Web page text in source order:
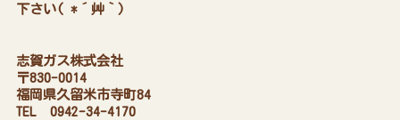
下さい( *´艸｀)
志賀ガス株式会社
〒830-0014
福岡県久留米市寺町84
TEL 0942-34-4170